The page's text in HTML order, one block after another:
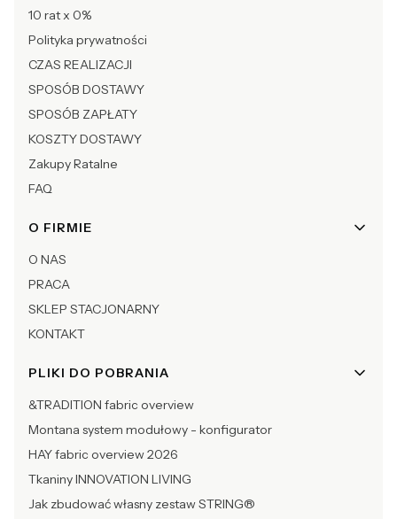
10 rat x 0%
Polityka prywatności
CZAS REALIZACJI
SPOSÓB DOSTAWY
SPOSÓB ZAPŁATY
KOSZTY DOSTAWY
Zakupy Ratalne
FAQ
O FIRMIE
O NAS
PRACA
SKLEP STACJONARNY
KONTAKT
PLIKI DO POBRANIA
&TRADITION fabric overview
Montana system modułowy - konfigurator
HAY fabric overview 2026
Tkaniny INNOVATION LIVING
Jak zbudować własny zestaw STRING®